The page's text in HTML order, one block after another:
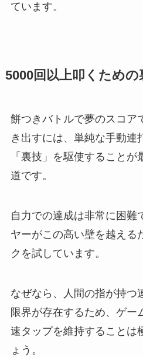
ています。
5000回以上叩くための
餅つきバトルで夢のスコア
き出すには、単純な手動連
「裏技」を駆使すること
道です。
自力での達成は非常に困難
ヤーがこの高い壁を越える
クを試しています。
なぜなら、人間の指が持つ
限界が存在するため、ゲー
速タップを維持することは
ょう。